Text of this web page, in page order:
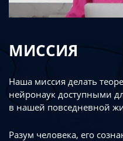
МИССИЯ
Наша миссия делать
нейронаук доступными
в нашей повседневной
Разум человека, его